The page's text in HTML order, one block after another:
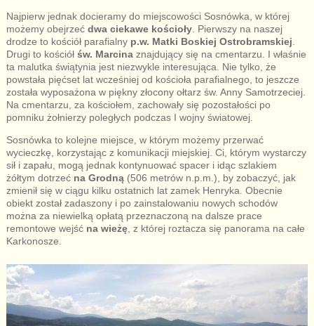
Najpierw jednak docieramy do miejscowości Sosnówka, w której
możemy obejrzećdwa ciekawe kościoły. Pierwszy na naszej
drodze to kościół parafialny p.w. Matki Boskiej Ostrobramskiej
Drugi to kościół św. Marcinaznajdujący się na cmentarzu. I właśnie
ta malutka świątynia jest niezwykle interesująca. Nie tylko, że
powstała pięćset lat wcześniej od kościoła parafialnego, to jeszcze
została wyposażona w piękny złocony ołtarz św. Anny Samotrzeciej.
Na cmentarzu, za kościołem, zachowały się pozostałości po
pomniku żołnierzy poległych podczas I wojny światowej.
Sosnówka to kolejne miejsce, w którym możemy przerwać
wycieczkę, korzystając z komunikacji miejskiej. Ci, którym wystarczy
sił i zapału, mogą jednak kontynuować spacer i idąc szlakiem
żółtym dotrzeć na Grodną(506 metrów n.p.m.), by zobaczyć, jak
zmienił się w ciągu kilku ostatnich lat zamek Henryka. Obecnie
obiekt został zadaszony i po zainstalowaniu nowych schodów
można za niewielką opłatą przeznaczoną na dalsze prace
remontowe wejść na wieżę, z której roztacza się panorama na całe
Karkonosze.